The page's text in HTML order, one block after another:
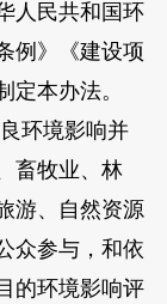
人民共和国环
例》《建设项
定本办法。
环境影响并
畜牧业、林
游、自然资源
众参与，和依
的环境影响评